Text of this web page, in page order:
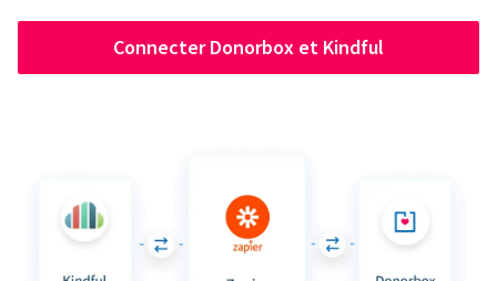
Connecter Donorbox et Kindful